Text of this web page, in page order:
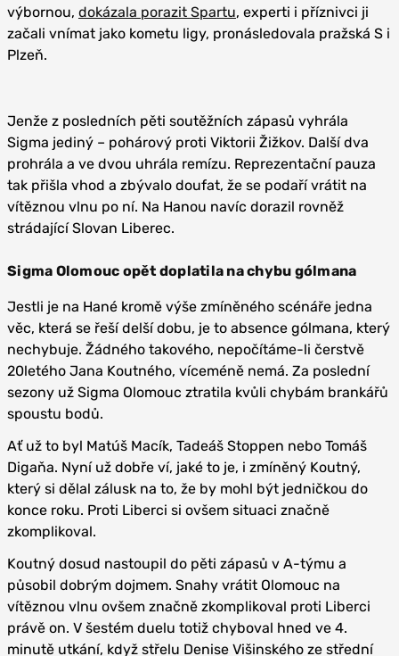
výbornou, dokázala porazit Spartu, experti i příznivci ji
začali vnímat jako kometu ligy, pronásledovala pražská S i
Plzeň.
Jenže z posledních pěti soutěžních zápasů vyhrála
Sigma jediný – pohárový proti Viktorii Žižkov. Další dva
prohrála a ve dvou uhrála remízu. Reprezentační pauza
tak přišla vhod a zbývalo doufat, že se podaří vrátit na
vítěznou vlnu po ní. Na Hanou navíc dorazil rovněž
strádající Slovan Liberec.
Sigma Olomouc opět doplatila na chybu gólmana
Jestli je na Hané kromě výše zmíněného scénáře jedna
věc, která se řeší delší dobu, je to absence gólmana, který
nechybuje. Žádného takového, nepočítáme-li čerstvě
20letého Jana Koutného, víceméně nemá. Za poslední
sezony už Sigma Olomouc ztratila kvůli chybám brankářů
spoustu bodů.
Ať už to byl Matúš Macík, Tadeáš Stoppen nebo Tomáš
Digaňa. Nyní už dobře ví, jaké to je, i zmíněný Koutný,
který si dělal zálusk na to, že by mohl být jedničkou do
konce roku. Proti Liberci si ovšem situaci značně
zkomplikoval.
Koutný dosud nastoupil do pěti zápasů v A-týmu a
působil dobrým dojmem. Snahy vrátit Olomouc na
vítěznou vlnu ovšem značně zkomplikoval proti Liberci
právě on. V šestém duelu totiž chyboval hned ve 4.
minutě utkání, když střelu Denise Višinského ze střední